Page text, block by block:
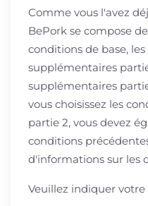
Comme vous l'avez
BePork se compose
conditions de base,
supplémentaires
supplémentaires
vous choisissez les
partie 2, vous devez
conditions
d'informations sur les
Veuillez indiquer votre